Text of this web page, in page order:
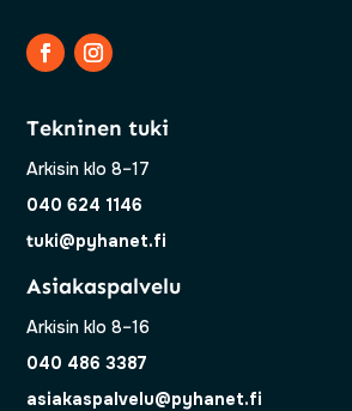
Tekninen tuki
Arkisin klo 8–17
040 624 1146
tuki@pyhanet.fi
Asiakaspalvelu
Arkisin klo 8–16
040 486 3387
asiakaspalvelu@pyhanet.fi